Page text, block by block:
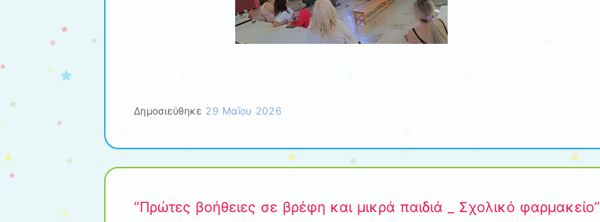
Δημοσιεύθηκε 29 Μαΐου 2026
“Πρώτες βοήθειες σε βρέφη και μικρά παιδιά _ Σχολικό φαρμακείο”